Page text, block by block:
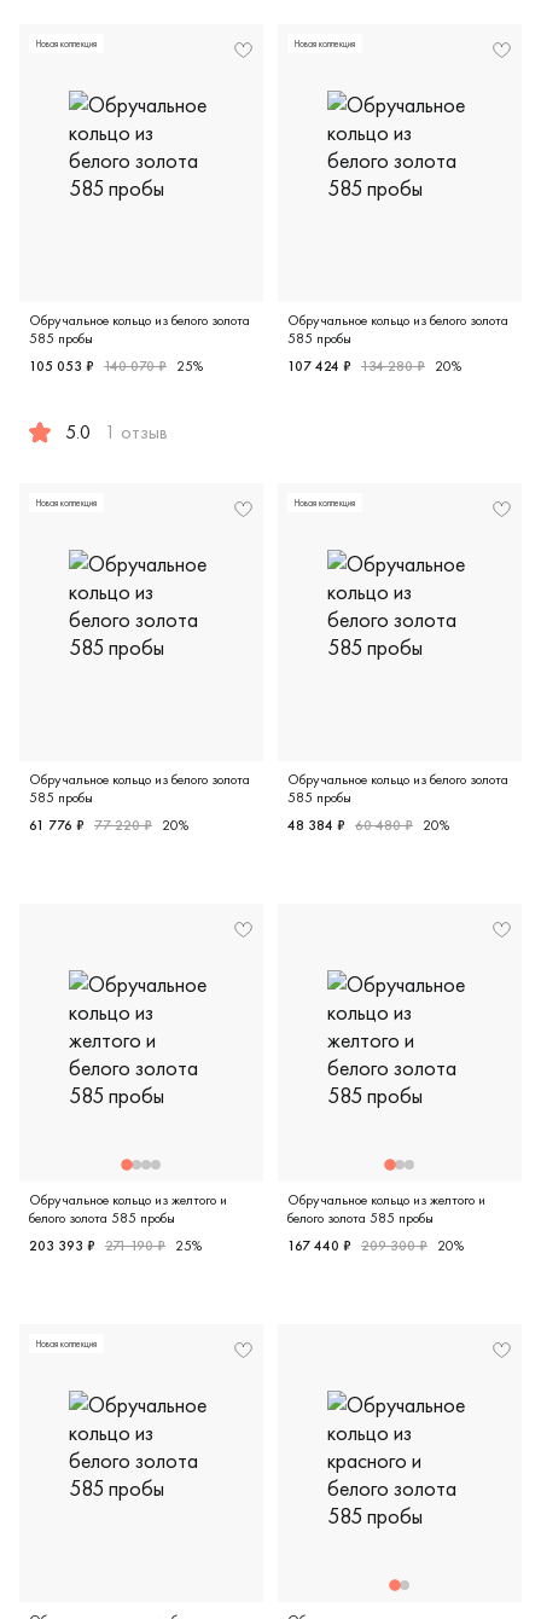
Новая коллекция
Обручальное кольцо из белого золота
585 пробы
105 053 ₽ 140 070 ₽ 25%
5.0 1 отзыв
Новая коллекция
Обручальное кольцо из белого золота
585 пробы
107 424 ₽ 134 280 ₽ 20%
Новая коллекция
Обручальное кольцо из белого золота
585 пробы
61 776 ₽ 77 220 ₽ 20%
Новая коллекция
Обручальное кольцо из белого золота
585 пробы
48 384 ₽ 60 480 ₽ 20%
Обручальное кольцо из желтого и
белого золота 585 пробы
203 393 ₽ 271 190 ₽ 25%
Обручальное кольцо из желтого и
белого золота 585 пробы
167 440 ₽ 209 300 ₽ 20%
Новая коллекция